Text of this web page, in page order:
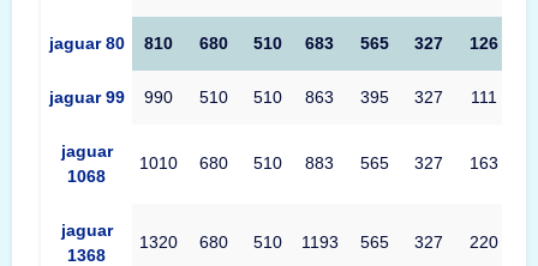
jaguar 80 810 680 510 683 565 327 126
jaguar 99 990 510 510 863 395 327 111
jaguar
1068
1010 680 510 883 565 327 163
jaguar
1368
1320 680 510 1193 565 327 220